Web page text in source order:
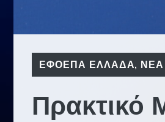
ΕΦΟΕΠΑ ΕΛΛΑΔΑ, ΝΕΑ
Πρακτικό